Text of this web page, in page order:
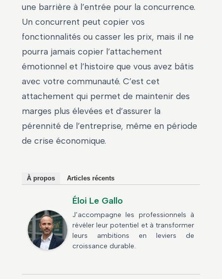
une barrière à l’entrée pour la concurrence.
Un concurrent peut copier vos
fonctionnalités ou casser les prix, mais il ne
pourra jamais copier l’attachement
émotionnel et l’histoire que vous avez bâtis
avec votre communauté. C’est cet
attachement qui permet de maintenir des
marges plus élevées et d’assurer la
pérennité de l’entreprise, même en période
de crise économique.
À propos Articles récents
Éloi Le Gallo
J’accompagne les professionnels à
révéler leur potentiel et à transformer
leurs ambitions en leviers de
croissance durable.